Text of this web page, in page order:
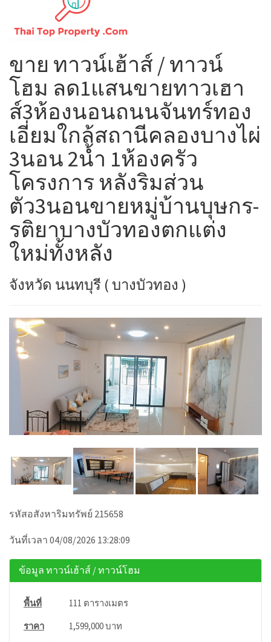
ขาย ทาวน์เฮ้าส์ / ทาวน์
โฮม ลด1แสนขายทาวเฮา
ส์3ห้องนอนถนนจันทร์ทอง
เอี่ยมใกล้สถานีคลองบางไผ่
3นอน 2น้ำ 1ห้องครัว
โครงการ หลังริมส่วน
ตัว3นอนขายหมู่บ้านบุษกร-
รติยาบางบัวทองตกแต่ง
ใหม่ทั้งหลัง
จังหวัด นนทบุรี ( บางบัวทอง )
รหัสอสังหาริมทรัพย์ 215658
วันที่เวลา 04/08/2026 13:28:09
ข้อมูล ทาวน์เฮ้าส์ / ทาวน์โฮม
พื้นที่
111 ตารางเมตร
ราคา
1,599,000 บาท